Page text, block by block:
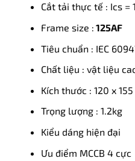
Cắt tải thực tế : Ics =
Frame size : 125AF
Tiêu chuẩn : IEC
Chất liệu : vật liệu
Kích thước : 120 x
Trọng lượng : 1.2kg
Kiểu dáng hiện đại
Ưu điểm MCCB 4 cực